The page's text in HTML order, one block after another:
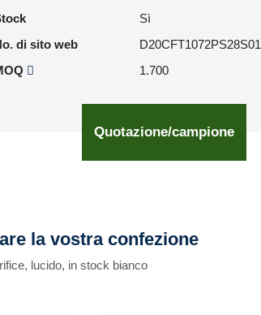
Sì
di sito web
D20CFT1072PS28S01
1.700
Quotazione/campione
la vostra confezione
lucido, in stock bianco